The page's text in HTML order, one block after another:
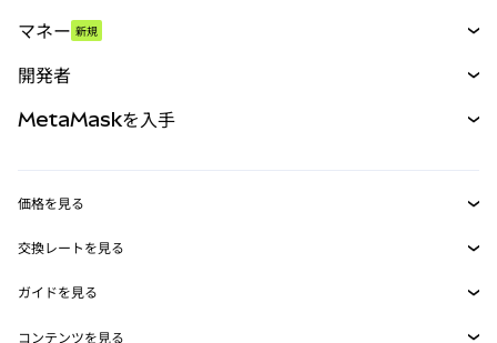
パーペチュアル
RWA
マネー 新規
開発者
MetaMask Connect
Snaps
Web3サービス
MetaMaskを入手
セキュリティ
価格を見る
イーサリアムの価格
Solanaの価格
交換レートを見る
ETH→USD
USDT→INR
ガイドを見る
コンテンツを見る